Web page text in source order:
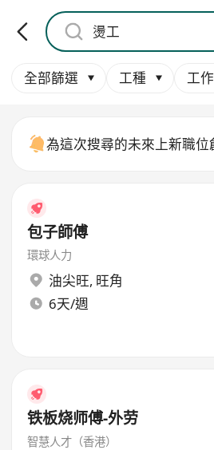
全部篩選 工種 工
為這次搜尋的未來上新職位
包子師傅
環球人力
油尖旺, 旺角
6天/週
铁板烧师傅-外劳
智慧人才（香港）